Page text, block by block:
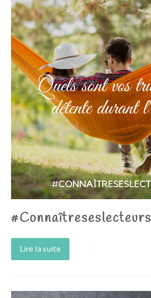
#Connaîtreseslecteurs
Lire la suite